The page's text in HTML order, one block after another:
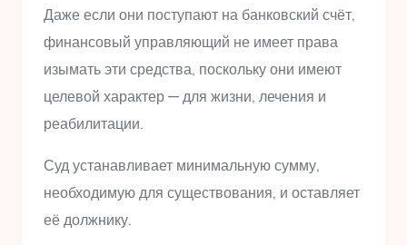
Даже если они поступают на банковский счёт,
финансовый управляющий не имеет права
изымать эти средства, поскольку они имеют
целевой характер — для жизни, лечения и
реабилитации.
Суд устанавливает минимальную сумму,
необходимую для существования, и оставляет
её должнику.